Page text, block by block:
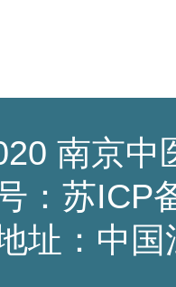
南京中
：苏ICP
址：中